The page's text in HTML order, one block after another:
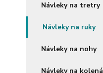
Návleky na tretry
Návleky na ruky
Návleky na nohy
Návleky na kolená